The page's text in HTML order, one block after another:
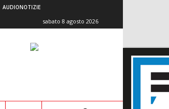
AUDIONOTIZIE
sabato 8 agosto 2026